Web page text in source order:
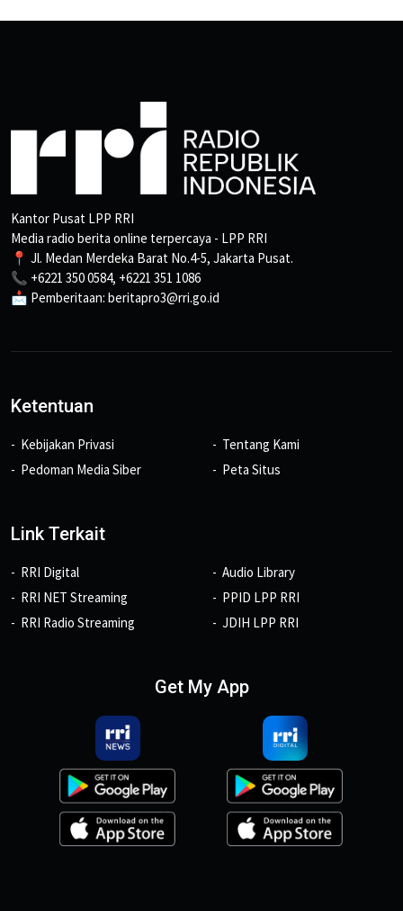
Kantor Pusat LPP RRI
Media radio berita online terpercaya - LPP RRI
📍 Jl. Medan Merdeka Barat No.4-5, Jakarta Pusat.
📞 +6221 350 0584, +6221 351 1086
📩 Pemberitaan: beritapro3@rri.go.id
Ketentuan
Kebijakan Privasi
Pedoman Media Siber
Tentang Kami
Peta Situs
Link Terkait
RRI Digital
RRI NET Streaming
RRI Radio Streaming
Audio Library
PPID LPP RRI
JDIH LPP RRI
Get My App